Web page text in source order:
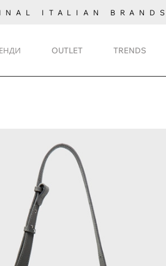
ITALIAN BRANDS
OUTLET TRENDS